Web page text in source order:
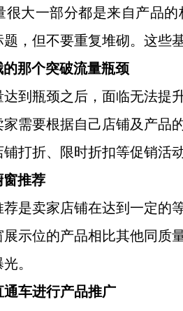
很大一部分都是来自产品
，但不要重复堆砌。这些
那个突破流量瓶颈
达到瓶颈之后，面临无法提
需要根据自己店铺及产品
打折、限时折扣等促销活动
推荐
是卖家店铺在达到一定的
示位的产品相比其他同质
。
车进行产品推广